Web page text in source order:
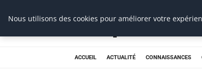
Prospection
ACCUEIL ACTUALITÉ CONNAISSANCES
Nous utilisons des cookies pour améliorer votre